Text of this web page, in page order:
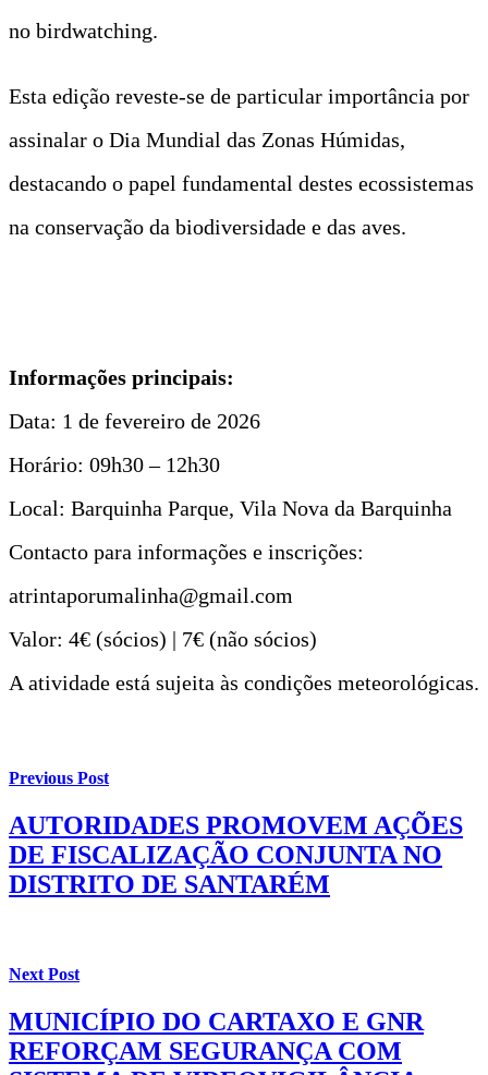
no birdwatching.
Esta edição reveste-se de particular importância por
assinalar o Dia Mundial das Zonas Húmidas,
destacando o papel fundamental destes ecossistemas
na conservação da biodiversidade e das aves.
Informações principais:
Data: 1 de fevereiro de 2026
Horário: 09h30 – 12h30
Local: Barquinha Parque, Vila Nova da Barquinha
Contacto para informações e inscrições:
atrintaporumalinha@gmail.com
Valor: 4€ (sócios) | 7€ (não sócios)
A atividade está sujeita às condições meteorológicas.
Previous Post
AUTORIDADES PROMOVEM AÇÕES
DE FISCALIZAÇÃO CONJUNTA NO
DISTRITO DE SANTARÉM
Next Post
MUNICÍPIO DO CARTAXO E GNR
REFORÇAM SEGURANÇA COM